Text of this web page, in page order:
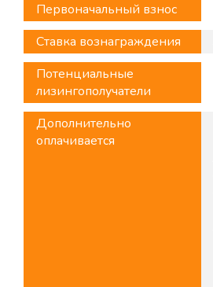
Первоначальный взнос
Ставка вознаграждения
Потенциальные
лизингополучатели
Дополнительно
оплачивается